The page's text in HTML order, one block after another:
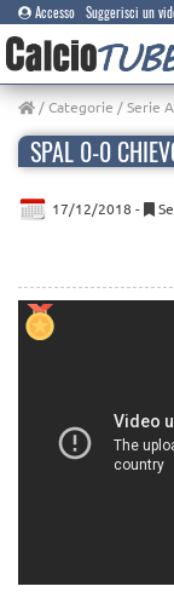
Accesso Suggerisci un
/Categorie /Serie A
SPAL 0-0
17/12/2018 -